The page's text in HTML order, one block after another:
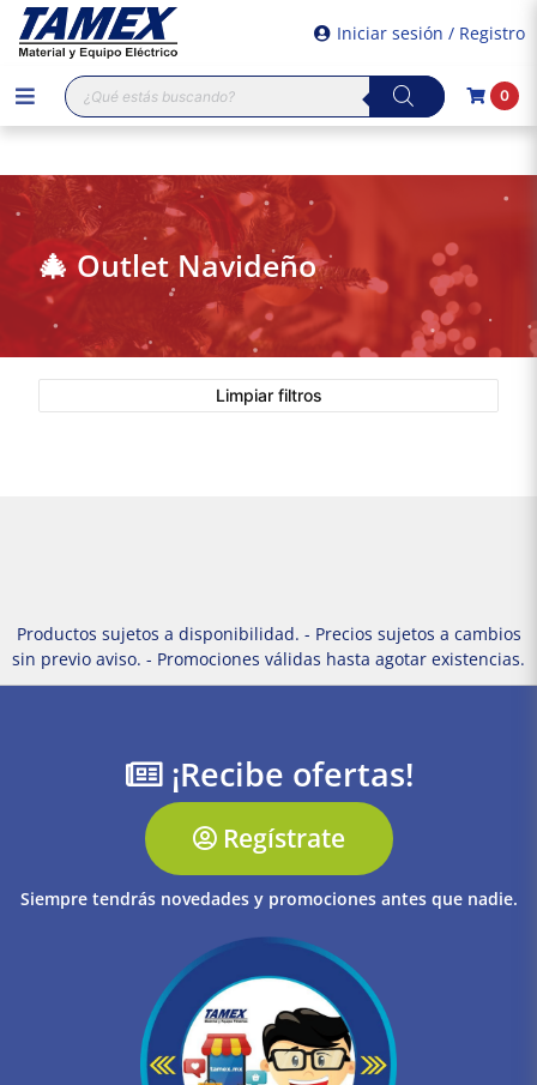
Iniciar sesión / Registro
Búsqueda
de
productos
0
🎄 Outlet Navideño
Limpiar filtros
Productos sujetos a disponibilidad. - Precios sujetos a cambios
sin previo aviso. - Promociones válidas hasta agotar existencias.
¡Recibe ofertas!
Regístrate
Siempre tendrás novedades y promociones antes que nadie.